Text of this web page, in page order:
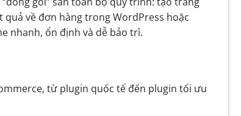
về đơn hàng trong WordPress hoặc
nhanh, ổn định và dễ bảo trì.
từ plugin quốc tế đến plugin tối ưu